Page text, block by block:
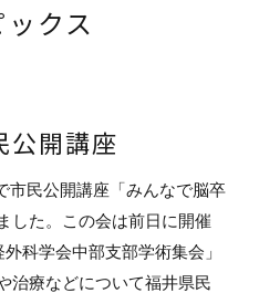
クス
公開講座
市民公開講座「みんなで脳卒
した。この会は前日に開催
科学会中部支部学術集会」
治療などについて福井県民